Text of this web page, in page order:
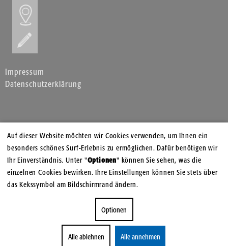
Impressum
Datenschutzerklärung
Auf dieser Website möchten wir Cookies verwenden, um Ihnen ein
besonders schönes Surf-Erlebnis zu ermöglichen. Dafür benötigen wir
Ihr Einverständnis. Unter "Optionen" können Sie sehen, was die
einzelnen Cookies bewirken. Ihre Einstellungen können Sie stets über
das Kekssymbol am Bildschirmrand ändern.
Optionen
Alle ablehnen Alle annehmen